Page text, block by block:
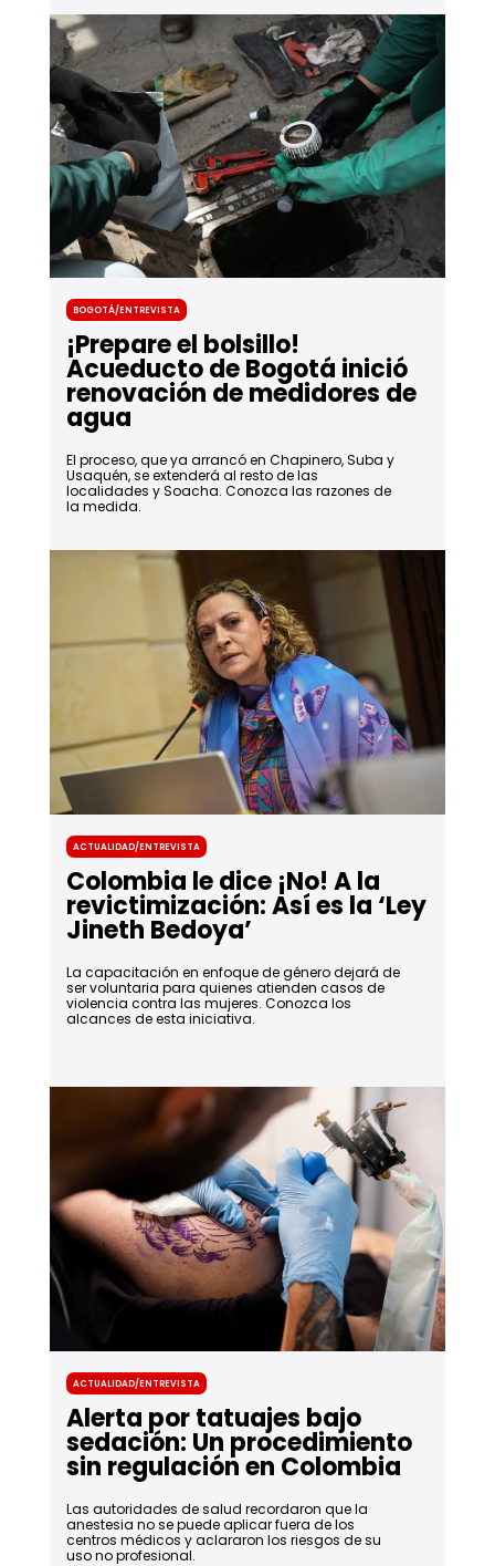
Bogotá/Entrevista
¡Prepare el bolsillo!
Acueducto de Bogotá inició
renovación de medidores de
agua
El proceso, que ya arrancó en Chapinero, Suba y
Usaquén, se extenderá al resto de las
localidades y Soacha. Conozca las razones de
la medida.
Actualidad/Entrevista
Colombia le dice ¡No! A la
revictimización: Así es la ‘Ley
Jineth Bedoya’
La capacitación en enfoque de género dejará de
ser voluntaria para quienes atienden casos de
violencia contra las mujeres. Conozca los
alcances de esta iniciativa.
Actualidad/Entrevista
Alerta por tatuajes bajo
sedación: Un procedimiento
sin regulación en Colombia
Las autoridades de salud recordaron que la
anestesia no se puede aplicar fuera de los
centros médicos y aclararon los riesgos de su
uso no profesional.